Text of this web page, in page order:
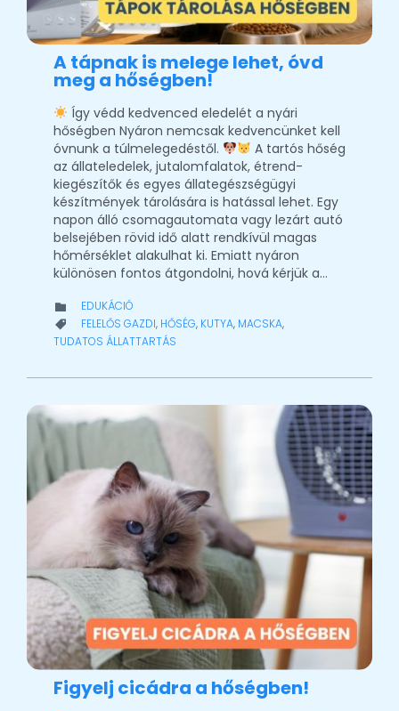
A tápnak is melege lehet, óvd
meg a hőségben!
Így védd kedvenced eledelét a nyári
hőségben Nyáron nemcsak kedvencünket kell
óvnunk a túlmelegedéstől.
A tartós hőség
az állateledelek, jutalomfalatok, étrend-
kiegészítők és egyes állategészségügyi
készítmények tárolására is hatással lehet. Egy
napon álló csomagautomata vagy lezárt autó
belsejében rövid idő alatt rendkívül magas
hőmérséklet alakulhat ki. Emiatt nyáron
különösen fontos átgondolni, hová kérjük a…
 CATEGORY
EDUKÁCIÓ
 CATEGORY
FELELŐS GAZDI, HŐSÉG, KUTYA, MACSKA,
TUDATOS ÁLLATTARTÁS
Figyelj cicádra a hőségben!